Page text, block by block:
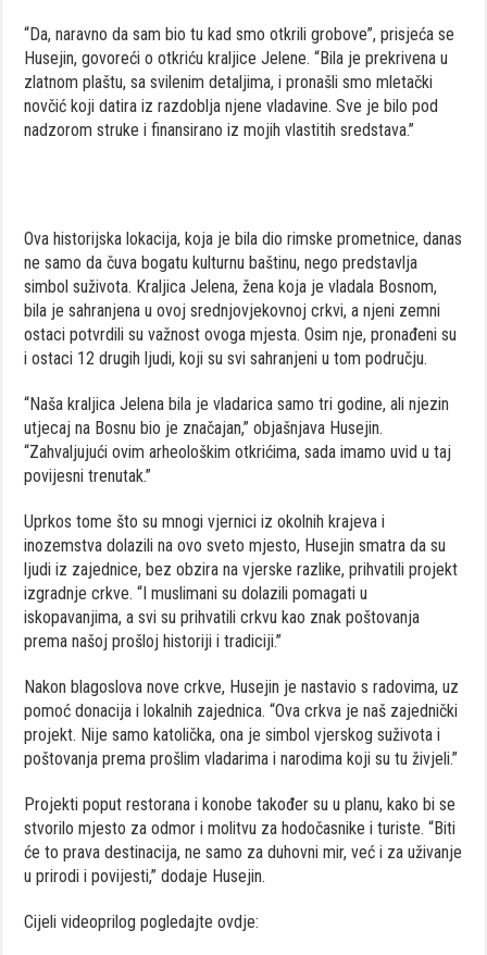
“Da, naravno da sam bio tu kad smo otkrili grobove”, prisjeća se
Husejin, govoreći o otkriću kraljice Jelene. “Bila je prekrivena u
zlatnom plaštu, sa svilenim detaljima, i pronašli smo mletački
novčić koji datira iz razdoblja njene vladavine. Sve je bilo pod
nadzorom struke i finansirano iz mojih vlastitih sredstava.”
Ova historijska lokacija, koja je bila dio rimske prometnice, danas
ne samo da čuva bogatu kulturnu baštinu, nego predstavlja
simbol suživota. Kraljica Jelena, žena koja je vladala Bosnom,
bila je sahranjena u ovoj srednjovjekovnoj crkvi, a njeni zemni
ostaci potvrdili su važnost ovoga mjesta. Osim nje, pronađeni su
i ostaci 12 drugih ljudi, koji su svi sahranjeni u tom području.
“Naša kraljica Jelena bila je vladarica samo tri godine, ali njezin
utjecaj na Bosnu bio je značajan,” objašnjava Husejin.
“Zahvaljujući ovim arheološkim otkrićima, sada imamo uvid u taj
povijesni trenutak.”
Uprkos tome što su mnogi vjernici iz okolnih krajeva i
inozemstva dolazili na ovo sveto mjesto, Husejin smatra da su
ljudi iz zajednice, bez obzira na vjerske razlike, prihvatili projekt
izgradnje crkve. “I muslimani su dolazili pomagati u
iskopavanjima, a svi su prihvatili crkvu kao znak poštovanja
prema našoj prošloj historiji i tradiciji.”
Nakon blagoslova nove crkve, Husejin je nastavio s radovima, uz
pomoć donacija i lokalnih zajednica. “Ova crkva je naš zajednički
projekt. Nije samo katolička, ona je simbol vjerskog suživota i
poštovanja prema prošlim vladarima i narodima koji su tu živjeli.”
Projekti poput restorana i konobe također su u planu, kako bi se
stvorilo mjesto za odmor i molitvu za hodočasnike i turiste. “Biti
će to prava destinacija, ne samo za duhovni mir, već i za uživanje
u prirodi i povijesti,” dodaje Husejin.
Cijeli videoprilog pogledajte ovdje: